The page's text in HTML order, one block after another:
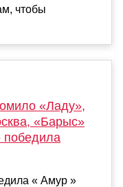
чтобы
«Ладу»,
«Барыс»
победила
« Амур »